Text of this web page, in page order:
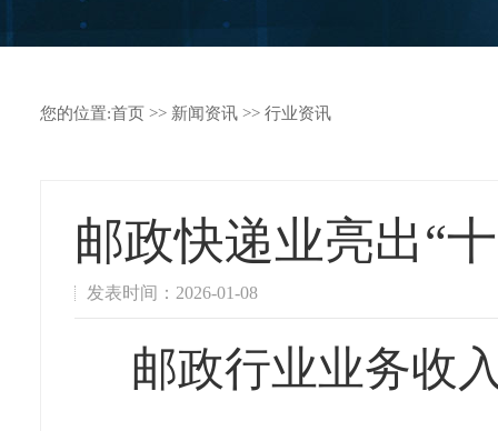
您的位置:首页>> 新闻资讯>> 行业资讯
邮政快递业亮出“
发表时间：2026-01-08
邮政行业业务收